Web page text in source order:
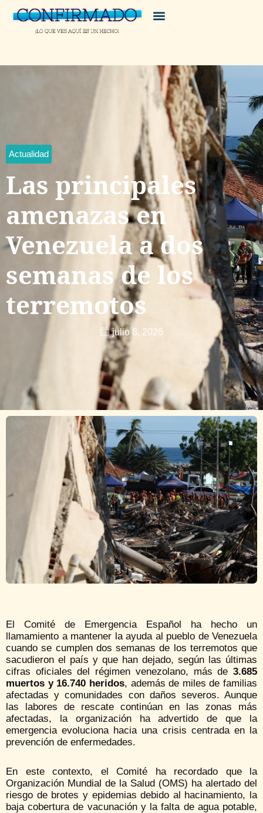
Actualidad
Las principales
amenazas en
Venezuela a dos
semanas de los
terremotos
julio 8, 2026
El Comité de Emergencia Español ha hecho un
llamamiento a mantener la ayuda al pueblo de Venezuela
cuando se cumplen dos semanas de los terremotos que
sacudieron el país y que han dejado, según las últimas
cifras oficiales del régimen venezolano, más de 3.685
muertos y 16.740 heridos, además de miles de familias
afectadas y comunidades con daños severos. Aunque
las labores de rescate continúan en las zonas más
afectadas, la organización ha advertido de que la
emergencia evoluciona hacia una crisis centrada en la
prevención de enfermedades.
En este contexto, el Comité ha recordado que la
Organización Mundial de la Salud (OMS) ha alertado del
riesgo de brotes y epidemias debido al hacinamiento, la
baja cobertura de vacunación y la falta de agua potable,